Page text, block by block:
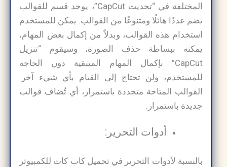
المختلفة في “تحديث CapCut”، يوجد قسم للقوالب
يضم عددًا هائلًا ومتنوعًا من القوالب. يمكن للمستخدم
استخدام هذه القوالب، وبدلاً من إكمال بعض المهام،
يمكنه ببساطة حذف الصورة، وسيقوم “تنزيل
CapCut” بإكمال المهام المتبقية دون الحاجة
للمستخدم، ولن تحتاج إلى القيام بأي شيء آخر.
القوالب المتاحة متجددة باستمرار، أي تُضاف قوالب
جديدة باستمرار.
أدوات التحرير:
بالنسبة لأدوات التحرير في تحميل كاب كات للكمبيوتر